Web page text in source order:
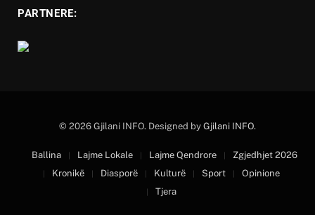
PARTNERE:
© 2026 Gjilani INFO. Designed by Gjilani INFO.
Ballina Lajme Lokale Lajme Qendrore
Zgjedhjet 2026
Kronikë
Diasporë Kulturë Sport
Opinione
Tjera